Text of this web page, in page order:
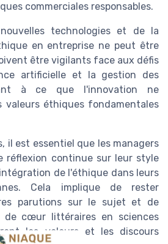
commerciales responsables.
technologies et de la
en entreprise ne peut être
être vigilants face aux défis
artificielle et la gestion des
à ce que l'innovation ne
valeurs éthiques fondamentales
il est essentiel que les managers
réflexion continue sur leur style
de l'éthique dans leurs
Cela implique de rester
parutions sur le sujet et de
de cœur littéraires en sciences
les valeurs et les discours